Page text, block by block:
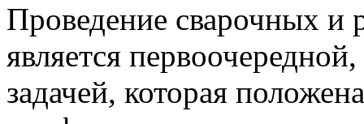
Проведение сварочных и
является
задачей, которая